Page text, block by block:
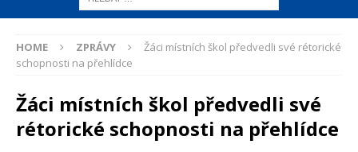
HOME ZPRÁVY
Žáci místních škol předvedli své rétorické
schopnosti na přehlídce
Žáci místních škol předvedli své
rétorické schopnosti na přehlídce